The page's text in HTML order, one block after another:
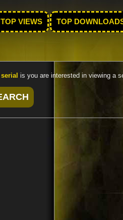
TOP VIEWS TOP
serial is you are interested in viewing a